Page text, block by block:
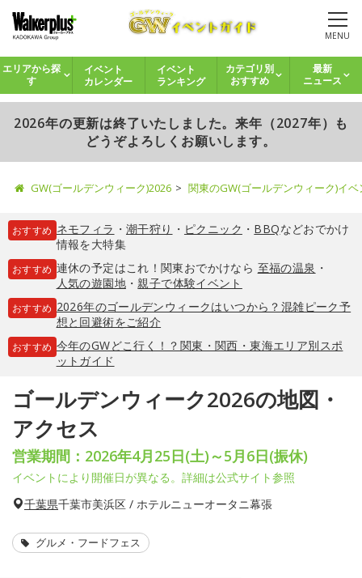
MENU
エリアから探
す
イベント
カレンダー
イベント
ランキング
カテゴリ別
おすすめ
最新
ニュース
2026年の更新は終了いたしました。来年（2027年）も
どうぞよろしくお願いします。
GW(ゴールデンウィーク)2026 関東のGW(ゴールデンウィーク)イ
おすすめ ネモフィラ ・ 潮干狩り ・ ピクニック ・ BBQなどおでかけ
情報を大特集
おすすめ 連休の予定はこれ！関東おでかけなら 至福の温泉 ・
人気の遊園地・親子で体験イベント
おすすめ 2026年のゴールデンウィークはいつから？混雑ピーク予
想と回避術をご紹介
おすすめ 今年のGWどこ行く！？関東・関西・東海エリア別スポ
ットガイド
ゴールデンウィーク2026の地図・
アクセス
営業期間：2026年4月25日(土)～5月6日(振休)
イベントにより開催日が異なる。詳細は公式サイト参照
千葉県千葉市美浜区 / ホテルニューオータニ幕張
グルメ・フードフェス